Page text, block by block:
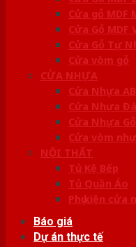
Cửa gỗ MDF
Cửa Gỗ MDF
Cửa Gỗ Tự
Cửa vòm gỗ
CỬA NHỰA
Cửa Nhựa
Cửa Nhựa
Cửa Nhựa
Cửa vòm
NỘI THẤT
Tủ Kệ Bếp
Tủ Quần Áo
Phụ kiện cửa
Báo giá
Dự án thực tế